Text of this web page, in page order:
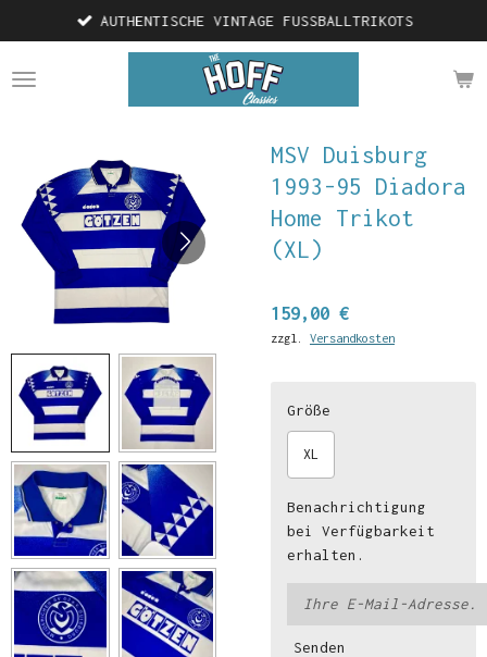
Hauptinhalt
springen
AUTHENTISCHE VINTAGE FUSSBALLTRIKOTS
MSV Duisburg
1993-95 Diadora
Home Trikot
(XL)
159,00 €
zzgl. Versandkosten
Größe
XL
Benachrichtigung
bei Verfügbarkeit
erhalten.
Senden